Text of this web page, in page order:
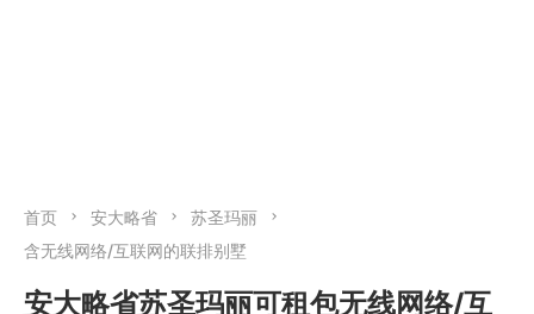
首页 安大略省
苏圣玛丽
含无线网络/互联网的联排别墅
安大略省苏圣玛丽可租包无线网络/互